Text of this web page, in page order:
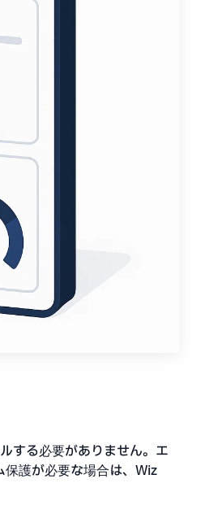
する必要がありません。エ
護が必要な場合は、Wiz